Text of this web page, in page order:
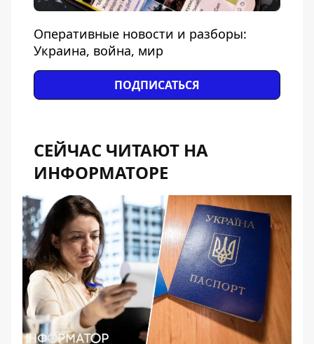
Оперативные новости и разборы:
Украина, война, мир
ПОДПИСАТЬСЯ
СЕЙЧАС ЧИТАЮТ НА
ИНФОРМАТОРЕ